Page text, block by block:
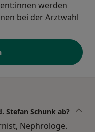
werden
bei der Arztwahl
Stefan Schunk ab?
Nephrologe.